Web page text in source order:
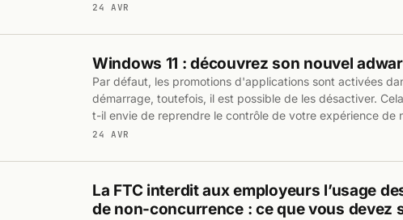
24 AVR
Windows 11 : découvrez son nouvel
Par défaut, les promotions d'applications sont activées
démarrage, toutefois, il est possible de les désactiver.
t-il envie de reprendre le contrôle de votre expérience de
24 AVR
La FTC interdit aux employeurs l’usage
de non-concurrence : ce que vous devez